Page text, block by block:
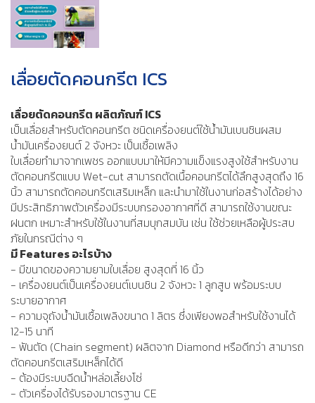
เลื่อยตัดคอนกรีต ICS
เลื่อยตัดคอนกรีต ผลิตภัณฑ์ ICS
เป็นเลื่อยสำหรับตัดคอนกรีต ชนิดเครื่องยนต์ใช้น้ำมันเบนซินผสม
น้ำมันเครื่องยนต์ 2 จังหวะ เป็นเชื้อเพลิง
ใบเลื่อยทำมาจากเพชร ออกแบบมาให้มีความแข็งแรงสูงใช้สำหรับงาน
ตัดคอนกรีตแบบ Wet-cut สามารถตัดเนื้อคอนกรีตได้ลึกสูงสุดถึง 16
นิ้ว สามารถตัดคอนกรีตเสริมเหล็ก และนำมาใช้ในงานก่อสร้างได้อย่าง
มีประสิทธิภาพตัวเครื่องมีระบบกรองอากาศที่ดี สามารถใช้งานขณะ
ฝนตก เหมาะสำหรับใช้ในงานที่สมบุกสมบัน เช่น ใช้ช่วยเหลือผู้ประสบ
ภัยในกรณีต่าง ๆ
มี Features อะไรบ้าง
- มีขนาดของความยามใบเลื่อย สูงสุดที่ 16 นิ้ว
- เครื่องยนต์เป็นเครื่องยนต์เบนซิน 2 จังหวะ 1 ลูกสูบ พร้อมระบบ
ระบายอากาศ
- ความจุถังน้ำมันเชื้อเพลิงขนาด 1 ลิตร ซึ่งเพียงพอสำหรับใช้งานได้
12-15 นาที
- ฟันตัด (Chain segment) ผลิตจาก Diamond หรือดีกว่า สามารถ
ตัดคอนกรีตเสริมเหล็กได้ดี
- ต้องมีระบบฉีดน้ำหล่อเลี้ยงโซ่
- ตัวเครื่องได้รับรองมาตรฐาน CE